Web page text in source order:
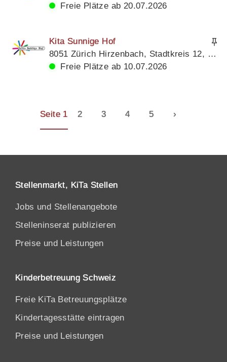
Freie Plätze ab 20.07.2026
Kita Sunnige Hof
8051 Zürich Hirzenbach, Stadtkreis 12, Kanton Zürich
Freie Plätze ab 10.07.2026
Seite 1 2 3 4 5 ›
Stellenmarkt, KiTa Stellen
Jobs und Stellenangebote
Stelleninserat publizieren
Preise und Leistungen
Kinderbetreuung Schweiz
Freie KiTa Betreuungsplätze
Kindertagesstätte eintragen
Preise und Leistungen